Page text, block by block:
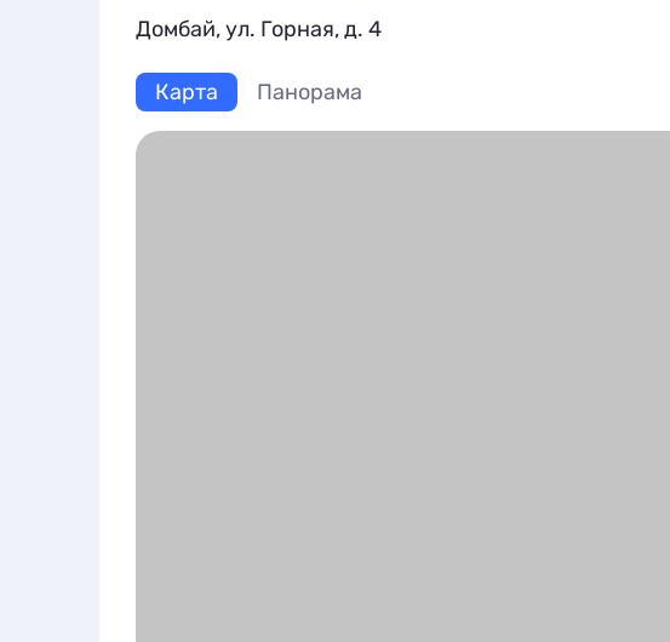
Домбай, ул. Горная, д. 4
Карта Панорама